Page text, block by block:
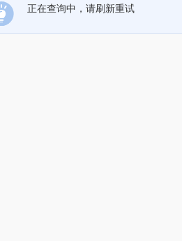
正在查询中，请刷新重试